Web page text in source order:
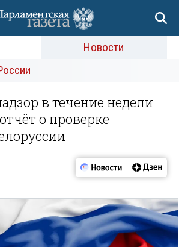
Новости
в течение недели
о проверке